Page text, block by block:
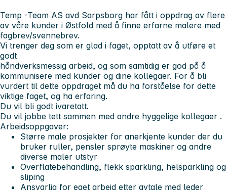
Temp -Team AS avd Sarpsborg har fått i oppdrag av flere
av våre kunder i Østfold med å finne erfarne malere med
fagbrev/svennebrev.
Vi trenger deg som er glad i faget, opptatt av å utføre et
godt
håndverksmessig arbeid, og som samtidig er god på å
kommunisere med kunder og dine kollegaer. For å bli
vurdert til dette oppdraget må du ha forståelse for dette
viktige faget, og ha erfaring.
Du vil bli godt ivaretatt.
Du vil jobbe tett sammen med andre hyggelige kollegaer .
Arbeidsoppgaver:
Større male prosjekter for anerkjente kunder der du
bruker ruller, pensler sprøyte maskiner og andre
diverse maler utstyr
Overflatebehandling, flekk sparkling, helsparkling og
sliping
Ansvarlig for eget arbeid etter avtale med leder